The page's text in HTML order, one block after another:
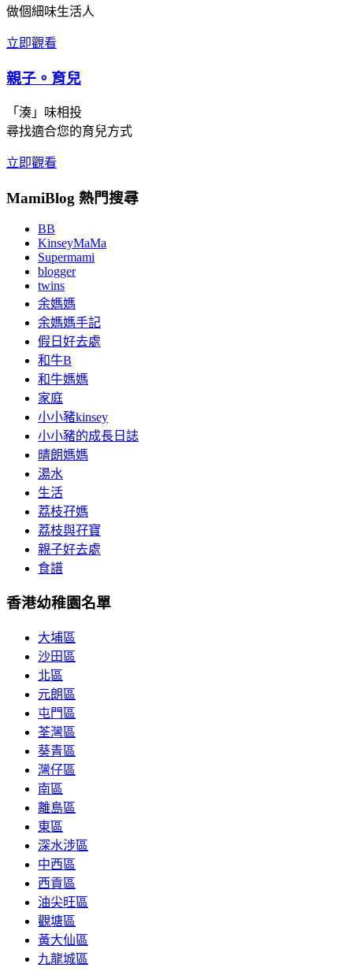
做個細味生活人
立即觀看
親子。育兒
「湊」味相投
尋找適合您的育兒方式
立即觀看
MamiBlog 熱門搜尋
BB
KinseyMaMa
Supermami
blogger
twins
余媽媽
余媽媽手記
假日好去處
和牛B
和牛媽媽
家庭
小小豬kinsey
小小豬的成長日誌
晴朗媽媽
湯水
生活
荔枝孖媽
荔枝與孖寶
親子好去處
食譜
香港幼稚園名單
大埔區
沙田區
北區
元朗區
屯門區
荃灣區
葵青區
灣仔區
南區
離島區
東區
深水涉區
中西區
西貢區
油尖旺區
觀塘區
黃大仙區
九龍城區